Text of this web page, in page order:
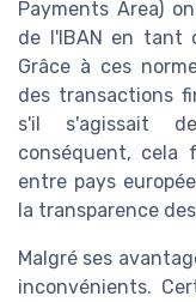
Payments Area)
de l'IBAN en tant
Grâce à ces
des transactions
s'il s'agissait
conséquent, cela
entre pays
la transparence
Malgré ses
inconvénients.